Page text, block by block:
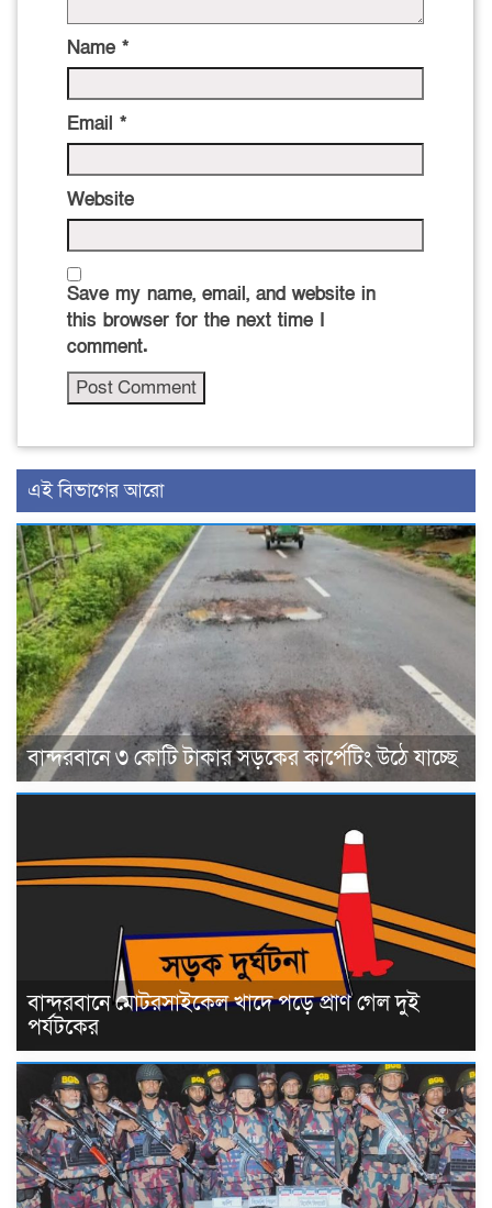
Name *
Email *
Website
Save my name, email, and website in
this browser for the next time I
comment.
এই বিভাগের আরো
বান্দরবানে ৩ কোটি টাকার সড়কের কার্পেটিং উঠে যাচ্ছে
বান্দরবানে মোটরসাইকেল খাদে পড়ে প্রাণ গেল দুই
পর্যটকের